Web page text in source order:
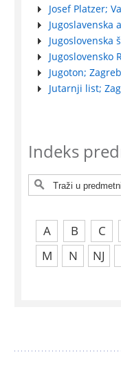
Josef Platzer;
Jugoslavenska
Jugoslovenska
Jugoslovensko
Jugoton; Zagreb
Jutarnji list;
Indeks
A B C
M
N NJ